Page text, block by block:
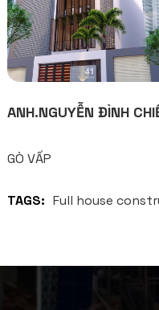
ANH.NGUYỄN ĐÌNH
GÒ VẤP
TAGS: Full house